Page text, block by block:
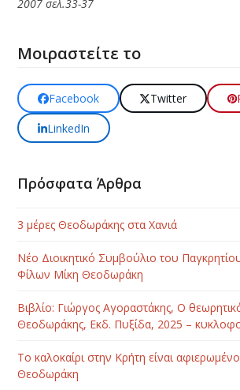
2007 σελ.33-37
Μοιραστείτε το
Facebook Twitter
LinkedIn
Πρόσφατα Άρθρα
3 μέρες Θεοδωράκης στα Χανιά
Νέο Διοικητικό Συμβούλιο του
Φίλων Μίκη Θεοδωράκη
Βιβλίο: Γιώργος Αγοραστάκης, Ο
Θεοδωράκης, Εκδ. Πυξίδα, 2025 –
Το καλοκαίρι στην Κρήτη είναι
Θεοδωράκη